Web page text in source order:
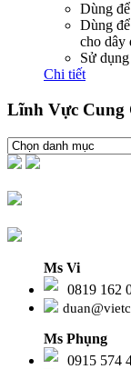
Dùng
Dùng
cho dây
Sử
Chi tiết
Lĩnh Vực Cung
Ms Vi
0819 162
Ms Phụng
0915 574